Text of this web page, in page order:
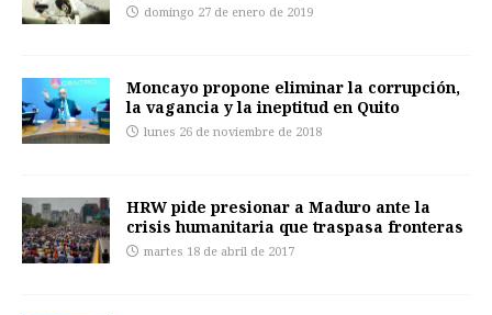
domingo 27 de enero de 2019
Moncayo propone eliminar la corrupción,
la vagancia y la ineptitud en Quito
lunes 26 de noviembre de 2018
HRW pide presionar a Maduro ante la
crisis humanitaria que traspasa fronteras
martes 18 de abril de 2017